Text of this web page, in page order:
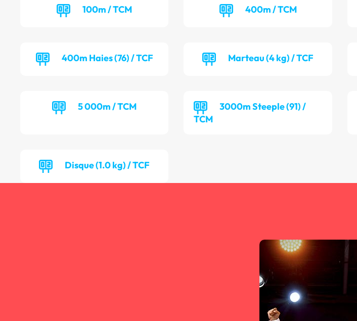
100m / TCM 400m / TCM
400m Haies (76) / TCF Marteau (4 kg) / TCF
5 000m / TCM
3000m Steeple (91) /
TCM
Disque (1.0 kg) / TCF